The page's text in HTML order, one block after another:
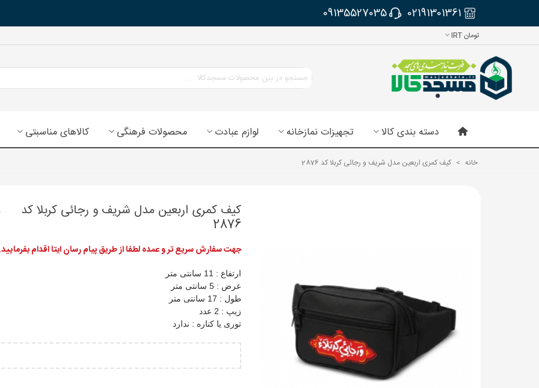
02191301361
09135527035
تومان IRT
دسته بندی کالا تجهیزات نمازخانه لوازم عبادت محصولات فرهنگی کالاهای مناسبتی
خانه > کیف کمری اربعین مدل شریف و رجائی کربلا کد 2876
کیف کمری اربعین مدل شریف و رجائی کربلا کد
2876
جهت سفارش سریع تر و عمده لطفا از طریق پیام رسان ایتا اقدام
ارتفاع : 11 سانتی متر
عرض : 5 سانتی متر
طول : 17 سانتی متر
زیپ : 2 عدد
توری یا کناره : ندارد